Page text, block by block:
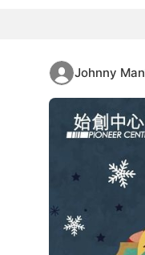
Johnny Man